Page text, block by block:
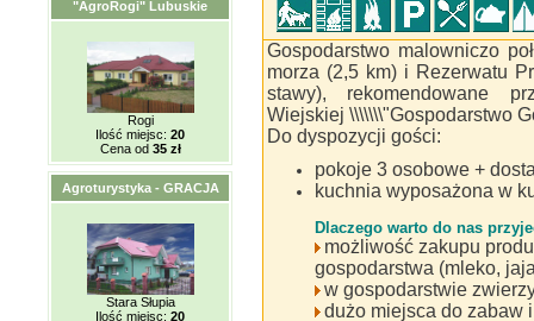
"AgroRogi" Lubuskie
Rogi
Ilość miejsc: 20
Cena od 35 zł
Agroturystyka - GRACJA
Stara Słupia
Ilość miejsc: 20
Gospodarstwo malowniczo
morza (2,5 km) i Rezerwatu
stawy), rekomendowane
Wiejskiej \\\\\\\"Gospodarstwo
Do dyspozycji gości:
pokoje 3 osobowe +
kuchnia wyposażona w
Dlaczego warto do nas
możliwość zakupu
gospodarstwa (mleko,
w gospodarstwie
dużo miejsca do zabaw